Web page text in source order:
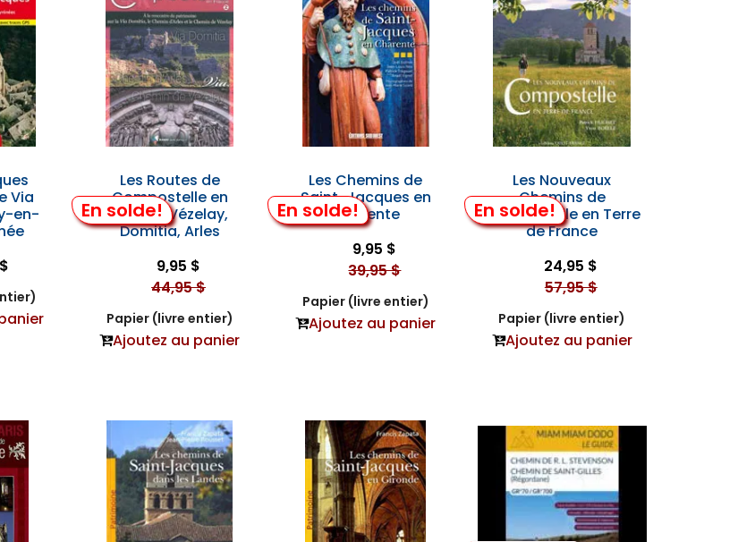
Via
en-
En solde!
Les Routes de
Compostelle en
France: Vézelay,
Domitia, Arles
9,95 $
44,95 $
Papier (livre entier)
Ajoutez au panier
En solde!
Les Chemins de
Saint-Jacques en
Charente
9,95 $
39,95 $
Papier (livre entier)
Ajoutez au panier
En solde!
Les Nouveaux
Chemins de
Compostelle en Terre
de France
24,95 $
57,95 $
Papier (livre entier)
Ajoutez au panier